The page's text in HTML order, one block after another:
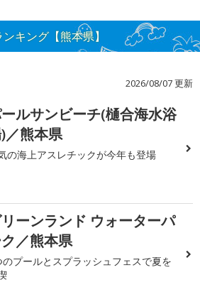
キング【熊本県】
2026/08/07 更新
ルサンビーチ(樋合海水浴
／熊本県
の海上アスレチックが今年も登場
ーンランド ウォーターパ
／熊本県
のプールとスプラッシュフェスで夏を